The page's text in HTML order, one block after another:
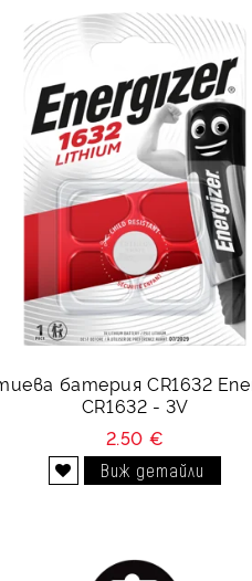
батерия CR1632
CR1632 - 3V
2.50 €
Виж детайли